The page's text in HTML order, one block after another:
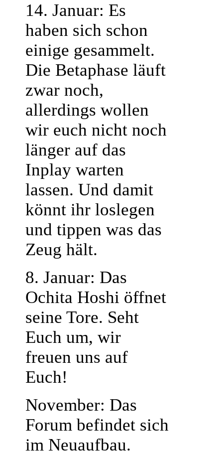
14. Januar: Es
haben sich schon
einige gesammelt.
Die Betaphase läuft
zwar noch,
allerdings wollen
wir euch nicht noch
länger auf das
Inplay warten
lassen. Und damit
könnt ihr loslegen
und tippen was das
Zeug hält.
8. Januar: Das
Ochita Hoshi öffnet
seine Tore. Seht
Euch um, wir
freuen uns auf
Euch!
November: Das
Forum befindet sich
im Neuaufbau.